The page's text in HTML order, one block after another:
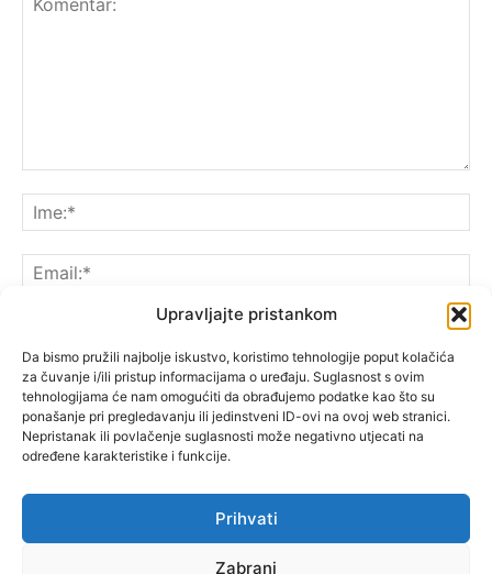
Upravljajte pristankom
Da bismo pružili najbolje iskustvo, koristimo tehnologije poput kolačića
za čuvanje i/ili pristup informacijama o uređaju. Suglasnost s ovim
tehnologijama će nam omogućiti da obrađujemo podatke kao što su
ponašanje pri pregledavanju ili jedinstveni ID-ovi na ovoj web stranici.
Nepristanak ili povlačenje suglasnosti može negativno utjecati na
određene karakteristike i funkcije.
Prihvati
Zabrani
Spremite moje ime, e-poštu i web-lokaciju u ovom
pregledniku sljedeći put kada komentarirate.